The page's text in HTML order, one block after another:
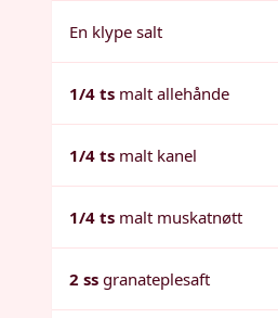
En klype salt
1/4 ts malt allehånde
1/4 ts malt kanel
1/4 ts malt muskatnøtt
2 ss granateplesaft